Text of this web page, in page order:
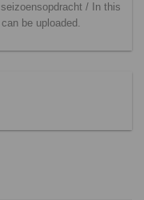
/ In this
be uploaded.